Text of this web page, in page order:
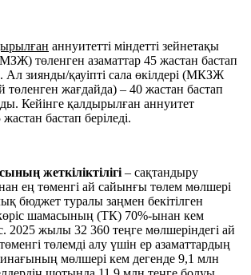
аннуитетті міндетті зейнетақы
төленген азаматтар 45 жастан бастап
Ал зиянды/қауіпті сала өкілдері (МКЗЖ
төленген жағдайда) – 40 жастан бастап
Кейінге қалдырылған аннуитет
бастап беріледі.
жеткіліктілігі– сақтандыру
ең төменгі ай сайынғы төлем мөлшері
бюджет туралы заңмен бекітілген
шамасының (ТК) 70%-ынан кем
2025 жылы 32 360 теңге мөлшеріндегі ай
төлемді алу үшін ер азаматтардың
мөлшері кем дегенде 9,1 млн